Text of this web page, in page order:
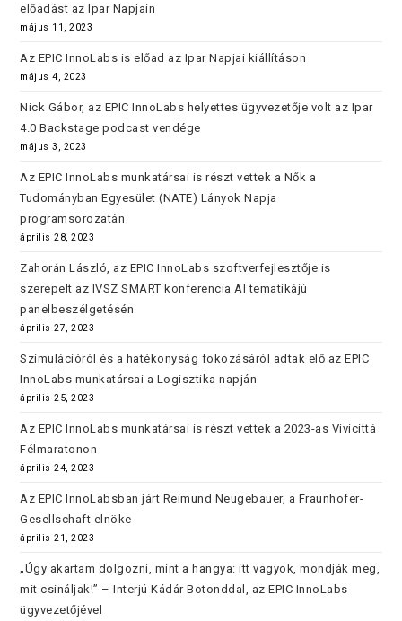
előadást az Ipar Napjain
május 11, 2023
Az EPIC InnoLabs is előad az Ipar Napjai kiállításon
május 4, 2023
Nick Gábor, az EPIC InnoLabs helyettes ügyvezetője volt az Ipar
4.0 Backstage podcast vendége
május 3, 2023
Az EPIC InnoLabs munkatársai is részt vettek a Nők a
Tudományban Egyesület (NATE) Lányok Napja
programsorozatán
április 28, 2023
Zahorán László, az EPIC InnoLabs szoftverfejlesztője is
szerepelt az IVSZ SMART konferencia AI tematikájú
panelbeszélgetésén
április 27, 2023
Szimulációról és a hatékonyság fokozásáról adtak elő az EPIC
InnoLabs munkatársai a Logisztika napján
április 25, 2023
Az EPIC InnoLabs munkatársai is részt vettek a 2023-as Vivicittá
Félmaratonon
április 24, 2023
Az EPIC InnoLabsban járt Reimund Neugebauer, a Fraunhofer-
Gesellschaft elnöke
április 21, 2023
„Úgy akartam dolgozni, mint a hangya: itt vagyok, mondják meg,
mit csináljak!” – Interjú Kádár Botonddal, az EPIC InnoLabs
ügyvezetőjével